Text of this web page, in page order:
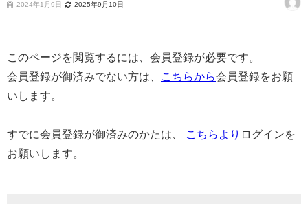
2024年1月9日 2025年9月10日
このページを閲覧するには、会員登録が必要です。
会員登録が御済みでない方は、
こちらから会員登録をお願
いします。
すでに会員登録が御済みのかたは、 こちらより ログインを
お願いします。